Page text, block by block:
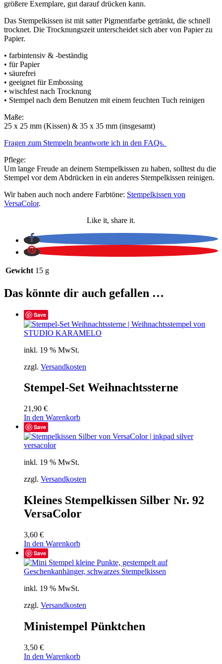
größere Exemplare, gut darauf drücken kann.
Das Stempelkissen ist mit satter Pigmentfarbe getränkt, die schnell
trocknet. Die Trocknungszeit unterscheidet sich aber von Papier zu
Papier.
• farbintensiv & -beständig
• für Papier
• säurefrei
• geeignet für Embossing
• wischfest nach Trocknung
• Stempel nach dem Benutzen mit einem feuchten Tuch reinigen
Maße:
25 x 25 mm (Kissen) & 35 x 35 mm (insgesamt)
Fragen zum Stempeln beantworte ich in den FAQs.
Pflege:
Um lange Freude an deinem Stempelkissen zu haben, solltest du die
Stempel vor dem Abdrücken in ein anderes Stempelkissen reinigen.
Wir haben auch noch andere Farbtöne: Stempelkissen von
VersaColor.
Like it, share it.
Gewicht 15 g
Das könnte dir auch gefallen …
Save
inkl. 19 % MwSt.
zzgl. Versandkosten
Stempel-Set Weihnachtssterne
21,90 €
In den Warenkorb
Save
inkl. 19 % MwSt.
zzgl. Versandkosten
Kleines Stempelkissen Silber Nr. 92
VersaColor
3,60 €
In den Warenkorb
Save
inkl. 19 % MwSt.
zzgl. Versandkosten
Ministempel Pünktchen
3,50 €
In den Warenkorb